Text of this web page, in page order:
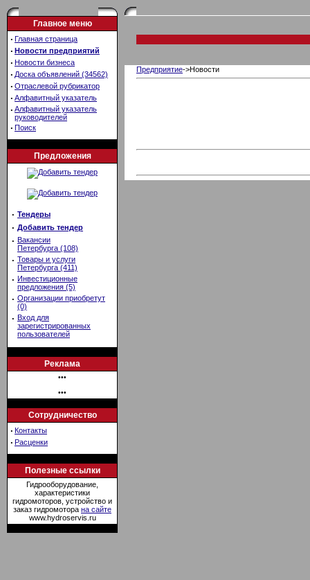
Главное меню
· Главная страница
· Новости предприятий
· Новости бизнеса
· Доска объявлений (34562)
· Отраслевой рубрикатор
· Алфавитный указатель
· Алфавитный указатель
руководителей
· Поиск
Предложения
· Тендеры
· Добавить тендер
· Вакансии
Петербурга (108)
· Товары и услуги
Петербурга (411)
· Инвестиционные
предложения (5)
· Организации приобретут
(0)
· Вход для
зарегистрированных
пользователей
Реклама
•••
•••
Сотрудничество
· Контакты
· Расценки
Полезные ссылки
Гидрооборудование,
характеристики
гидромоторов, устройство и
заказ гидромотора на сайте
www.hydroservis.ru
Предприятие->Новости